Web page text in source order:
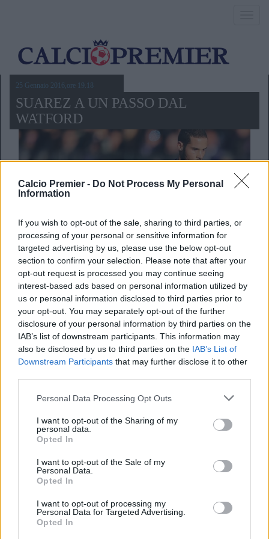
Calcio Premier - Do Not Process My Personal
Information
If you wish to opt-out of the sale, sharing to third parties, or
processing of your personal or sensitive information for
targeted advertising by us, please use the below opt-out
section to confirm your selection. Please note that after your
opt-out request is processed you may continue seeing
interest-based ads based on personal information utilized by
us or personal information disclosed to third parties prior to
your opt-out. You may separately opt-out of the further
disclosure of your personal information by third parties on the
IAB’s list of downstream participants. This information may
also be disclosed by us to third parties on the IAB’s List of
Downstream Participants that may further disclose it to other
Personal Data Processing Opt Outs
I want to opt-out of the Sharing of my
personal data.
Opted In
I want to opt-out of the Sale of my
Personal Data.
Opted In
I want to opt-out of processing my
Personal Data for Targeted Advertising.
Opted In
25 Gennaio 2016,ore 19.18
SUAREZ A UN PASSO DAL
WATFORD
Mario Suarezè ad un passo dal Watford. Come riporta
Sky Sport UK, il giocatore è vicino al passaggio in
Inghilterra nel club della famiglia Pozzo.Suarezdovrebbe
sottoscrivere un contratto dalla durata di 4 anni.
Redazione
Twitter @Calciopremier
Ufficiale: l'Hull City prende Tzolakis. La cifra record ed i
dettagli
De Zerbi vuole l'olandese